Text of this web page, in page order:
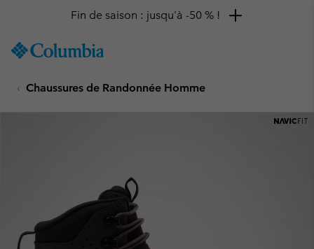
TO
SKIP
MAIN
Fin de saison : jusqu'à -50 % !
Chaussures de Randonnée Homme